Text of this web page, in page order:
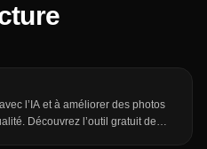
l’IA et à améliorer des photos
Découvrez l’outil gratuit de